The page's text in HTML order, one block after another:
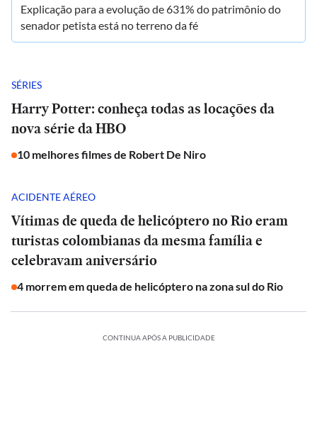
Explicação para a evolução de 631% do patrimônio do
senador petista está no terreno da fé
SÉRIES
Harry Potter: conheça todas as locações da
nova série da HBO
10 melhores filmes de Robert De Niro
ACIDENTE AÉREO
Vítimas de queda de helicóptero no Rio eram
turistas colombianas da mesma família e
celebravam aniversário
4 morrem em queda de helicóptero na zona sul do Rio
CONTINUA APÓS A PUBLICIDADE